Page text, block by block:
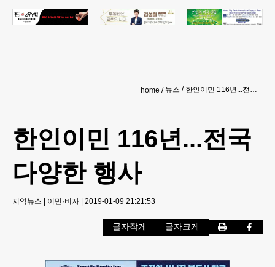
home 뉴스 한인이민 116년...전국 다양한 행사
한인이민 116년...전국
다양한 행사
지역뉴스 | 이민·비자 | 2019-01-09 21:21:53
글자작게 글자크게